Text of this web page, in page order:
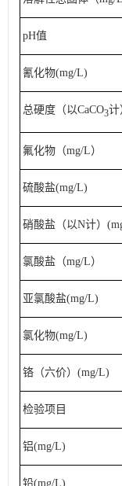
pH值
氰化物(mg/L)
总硬度（以CaCO3计
氟化物（mg/L）
硫酸盐(mg/L)
硝酸盐（以N计）
氯酸盐（mg/L）
亚氯酸盐(mg/L)
氯化物(mg/L)
铬（六价）(mg/L)
检验项目
铝(mg/L)
铅(mg/L)